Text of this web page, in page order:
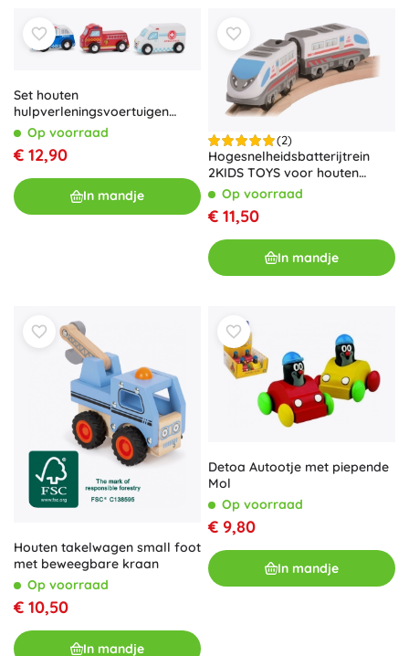
Set houten
hulpverleningsvoertuigen
voor kinderen
Op voorraad
€ 12,90
In mandje
(2)
Hogesnelheidsbatterijtrein
2KIDS TOYS voor houten
treinbanen
Op voorraad
€ 11,50
In mandje
Houten takelwagen small foot
met beweegbare kraan
Op voorraad
€ 10,50
In mandje
Detoa Autootje met piepende
Mol
Op voorraad
€ 9,80
In mandje